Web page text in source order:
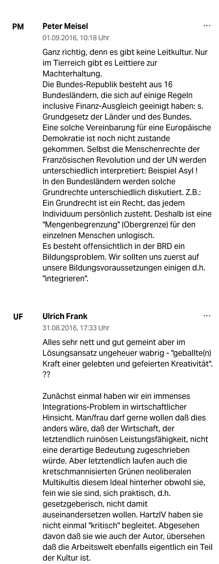
PM Peter Meisel
01.09.2016, 10:18 Uhr
Ganz richtig, denn es gibt keine Leitkultur. Nur
im Tierreich gibt es Leittiere zur
Machterhaltung.
Die Bundes-Republik besteht aus 16
Bundesländern, die sich auf einige Regeln
inclusive Finanz-Ausgleich geeinigt haben: s.
Grundgesetz der Länder und des Bundes.
Eine solche Vereinbarung für eine Europäische
Demokratie ist noch nicht zustande
gekommen. Selbst die Menschenrechte der
Französischen Revolution und der UN werden
unterschiedlich interpretiert: Beispiel Asyl !
In den Bundesländern werden solche
Grundrechte unterschiedlich diskutiert. Z.B.:
Ein Grundrecht ist ein Recht, das jedem
Individuum persönlich zusteht. Deshalb ist eine
"Mengenbegrenzung" (Obergrenze) für den
einzelnen Menschen unlogisch.
Es besteht offensichtlich in der BRD ein
Bildungsproblem. Wir sollten uns zuerst auf
unsere Bildungsvoraussetzungen einigen d.h.
"integrieren".
UF Ulrich Frank
31.08.2016, 17:33 Uhr
Alles sehr nett und gut gemeint aber im
Lösungsansatz ungeheuer wabrig - "geballte(n)
Kraft einer gelebten und gefeierten Kreativität".
??
Zunächst einmal haben wir ein immenses
Integrations-Problem in wirtschaftlicher
Hinsicht. Man/frau darf gerne wollen daß dies
anders wäre, daß der Wirtschaft, der
letztendlich ruinösen Leistungsfähigkeit, nicht
eine derartige Bedeutung zugeschrieben
würde. Aber letztendlich laufen auch die
kretschmannisierten Grünen neoliberalen
Multikultis diesem Ideal hinterher obwohl sie,
fein wie sie sind, sich praktisch, d.h.
gesetzgeberisch, nicht damit
auseinandersetzen wollen. HartzIV haben sie
nicht einmal "kritisch" begleitet. Abgesehen
davon daß sie wie auch der Autor, übersehen
daß die Arbeitswelt ebenfalls eigentlich ein Teil
der Kultur ist.